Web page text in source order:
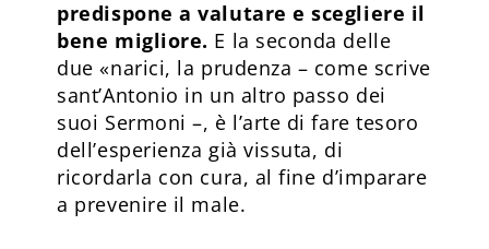
predispone a valutare e scegliere il
bene migliore. E la seconda delle
due «narici, la prudenza – come scrive
sant’Antonio in un altro passo dei
suoi Sermoni –, è l’arte di fare tesoro
dell’esperienza già vissuta, di
ricordarla con cura, al fine d’imparare
a prevenire il male.